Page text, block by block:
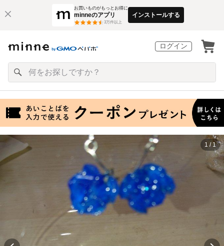
お買いものがもっとお得に
minneのアプリ
3万件以上
インストールする
ログイン
1 / 1